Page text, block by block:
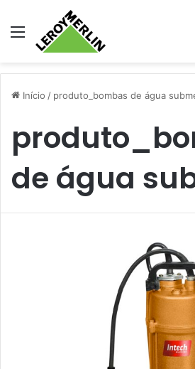
Menu
Início / produto_bombas de água
de água